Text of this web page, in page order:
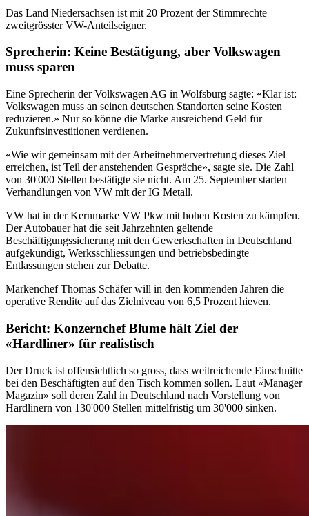
Das Land Niedersachsen ist mit 20 Prozent der Stimmrechte
zweitgrösster VW-Anteilseigner.
Sprecherin: Keine Bestätigung, aber Volkswagen
muss sparen
Eine Sprecherin der Volkswagen AG in Wolfsburg sagte: «Klar ist:
Volkswagen muss an seinen deutschen Standorten seine Kosten
reduzieren.» Nur so könne die Marke ausreichend Geld für
Zukunftsinvestitionen verdienen.
«Wie wir gemeinsam mit der Arbeitnehmervertretung dieses Ziel
erreichen, ist Teil der anstehenden Gespräche», sagte sie. Die Zahl
von 30'000 Stellen bestätigte sie nicht. Am 25. September starten
Verhandlungen von VW mit der IG Metall.
VW hat in der Kernmarke VW Pkw mit hohen Kosten zu kämpfen.
Der Autobauer hat die seit Jahrzehnten geltende
Beschäftigungssicherung mit den Gewerkschaften in Deutschland
aufgekündigt, Werksschliessungen und betriebsbedingte
Entlassungen stehen zur Debatte.
Markenchef Thomas Schäfer will in den kommenden Jahren die
operative Rendite auf das Zielniveau von 6,5 Prozent hieven.
Bericht: Konzernchef Blume hält Ziel der
«Hardliner» für realistisch
Der Druck ist offensichtlich so gross, dass weitreichende Einschnitte
bei den Beschäftigten auf den Tisch kommen sollen. Laut «Manager
Magazin» soll deren Zahl in Deutschland nach Vorstellung von
Hardlinern von 130'000 Stellen mittelfristig um 30'000 sinken.